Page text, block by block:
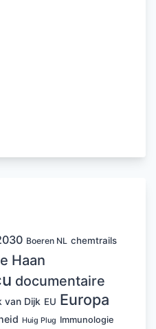
Boeren NL chemtrails
Haan
documentaire
van Dijk EU Europa
Huig Plug Immunologie